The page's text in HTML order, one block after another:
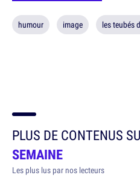
humour image les teubés
PLUS DE CONTENUS
SEMAINE
Les plus lus par nos lecteurs